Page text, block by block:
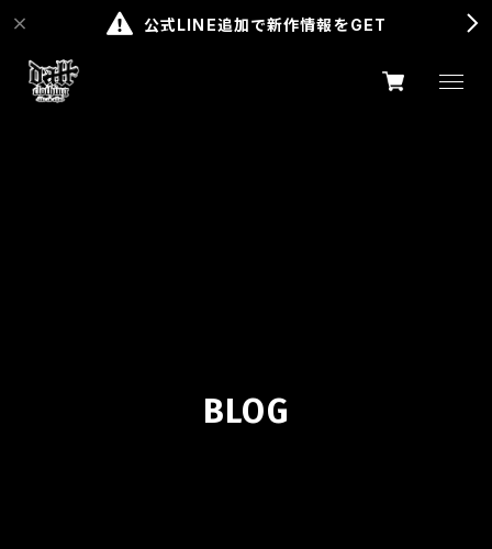
公式LINE追加で新作情報をGET
BLOG